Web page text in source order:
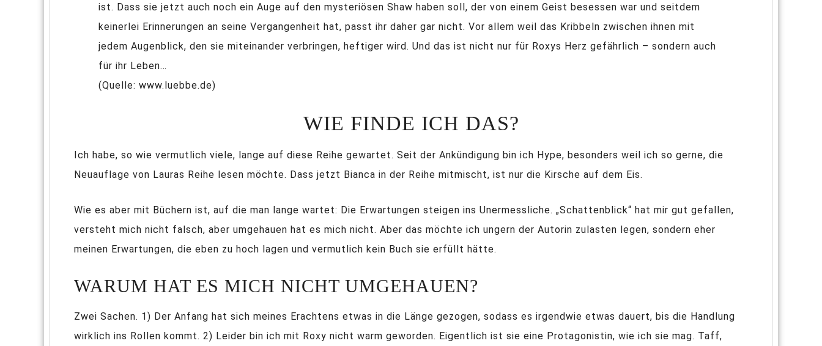
ist. Dass sie jetzt auch noch ein Auge auf den mysteriösen Shaw haben soll, der von einem Geist besessen war und seitdem
keinerlei Erinnerungen an seine Vergangenheit hat, passt ihr daher gar nicht. Vor allem weil das Kribbeln zwischen ihnen mit
jedem Augenblick, den sie miteinander verbringen, heftiger wird. Und das ist nicht nur für Roxys Herz gefährlich – sondern auch
für ihr Leben…
(Quelle: www.luebbe.de)
WIE FINDE ICH DAS?
Ich habe, so wie vermutlich viele, lange auf diese Reihe gewartet. Seit der Ankündigung bin ich Hype, besonders weil ich so gerne, die
Neuauflage von Lauras Reihe lesen möchte. Dass jetzt Bianca in der Reihe mitmischt, ist nur die Kirsche auf dem Eis.
Wie es aber mit Büchern ist, auf die man lange wartet: Die Erwartungen steigen ins Unermessliche. „Schattenblick“ hat mir gut gefallen,
versteht mich nicht falsch, aber umgehauen hat es mich nicht. Aber das möchte ich ungern der Autorin zulasten legen, sondern eher
meinen Erwartungen, die eben zu hoch lagen und vermutlich kein Buch sie erfüllt hätte.
WARUM HAT ES MICH NICHT UMGEHAUEN?
Zwei Sachen. 1) Der Anfang hat sich meines Erachtens etwas in die Länge gezogen, sodass es irgendwie etwas dauert, bis die Handlung
wirklich ins Rollen kommt. 2) Leider bin ich mit Roxy nicht warm geworden. Eigentlich ist sie eine Protagonistin, wie ich sie mag. Taff,